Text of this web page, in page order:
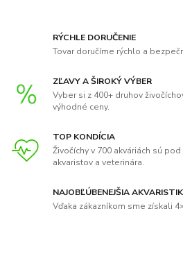
RÝCHLE DORUČENIE
Tovar doručíme rýchlo a
ZĽAVY A ŠIROKÝ VÝBER
Vyber si z 400+ druhov
výhodné ceny.
TOP KONDÍCIA
Živočíchy v 700 akváriách sú
akvaristov a veterinára.
NAJOBĽÚBENEJŠIA
Vďaka zákazníkom sme získali